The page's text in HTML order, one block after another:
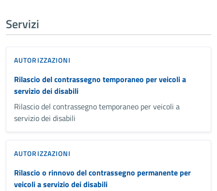
Servizi
AUTORIZZAZIONI
Rilascio del contrassegno temporaneo per veicoli a
servizio dei disabili
Rilascio del contrassegno temporaneo per veicoli a
servizio dei disabili
AUTORIZZAZIONI
Rilascio o rinnovo del contrassegno permanente per
veicoli a servizio dei disabili